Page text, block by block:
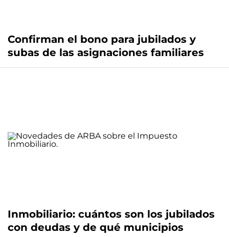
Confirman el bono para jubilados y
subas de las asignaciones familiares
Inmobiliario: cuántos son los jubilados
con deudas y de qué municipios